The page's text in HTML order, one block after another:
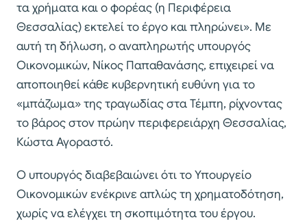
τα χρήματα και ο φορέας (η Περιφέρεια
Θεσσαλίας) εκτελεί το έργο και πληρώνει». Με
αυτή τη δήλωση, ο αναπληρωτής υπουργός
Οικονομικών, Νίκος Παπαθανάσης, επιχειρεί να
αποποιηθεί κάθε κυβερνητική ευθύνη για το
«μπάζωμα» της τραγωδίας στα Τέμπη, ρίχνοντας
το βάρος στον πρώην περιφερειάρχη Θεσσαλίας,
Κώστα Αγοραστό.
Ο υπουργός διαβεβαιώνει ότι το Υπουργείο
Οικονομικών ενέκρινε απλώς τη χρηματοδότηση,
χωρίς να ελέγχει τη σκοπιμότητα του έργου.